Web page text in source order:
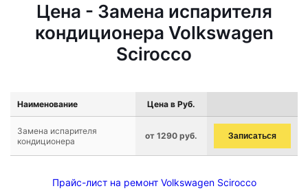
Цена - Замена испарителя
кондиционера Volkswagen
Scirocco
Наименование Цена в Руб.
Замена испарителя
кондиционера
от 1290 руб. Записаться
Прайс-лист на ремонт Volkswagen Scirocco